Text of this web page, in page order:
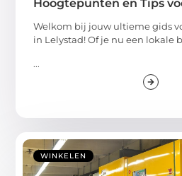
Hoogtepunten en Tips
Welkom bij jouw ultieme gids
in Lelystad! Of je nu een lokale
...
WINKELEN